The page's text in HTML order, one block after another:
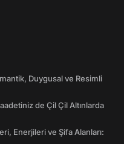
Duygusal ve Resimli
de Çil Çil Altınlarda
Enerjileri ve Şifa Alanları: